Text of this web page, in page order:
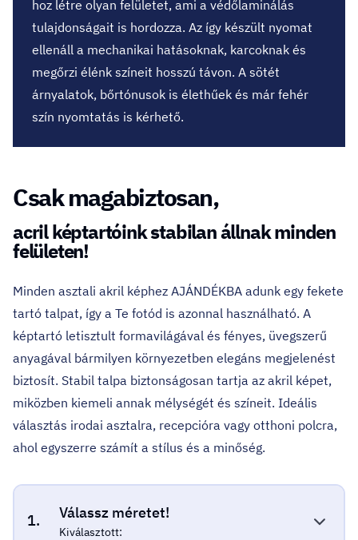
hoz létre olyan felületet, ami a védőlaminálás
tulajdonságait is hordozza. Az így készült nyomat
ellenáll a mechanikai hatásoknak, karcoknak és
megőrzi élénk színeit hosszú távon. A sötét
árnyalatok, bőrtónusok is élethűek és már fehér
szín nyomtatás is kérhető.
Csak magabiztosan,
acril képtartóink stabilan állnak minden
felületen!
Minden asztali akril képhez AJÁNDÉKBA adunk egy fekete
tartó talpat, így a Te fotód is azonnal használható. A
képtartó letisztult formavilágával és fényes, üvegszerű
anyagával bármilyen környezetben elegáns megjelenést
biztosít. Stabil talpa biztonságosan tartja az akril képet,
miközben kiemeli annak mélységét és színeit. Ideális
választás irodai asztalra, recepcióra vagy otthoni polcra,
ahol egyszerre számít a stílus és a minőség.
1. Válassz méretet!
Kiválasztott: